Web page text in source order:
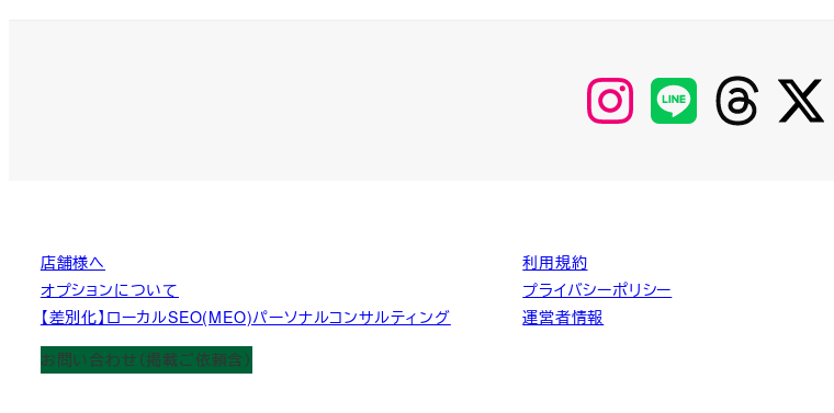
【Instagram】
MyKOBAKO
【LINE】 【threads】
店舗様へ
オプションについて
【差別化】ローカルSEO(MEO)パーソナルコンサルティング
お問い合わせ（掲載ご依頼含）
利用規約
プライバシーポリシー
運営者情報